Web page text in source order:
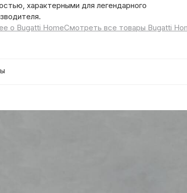
характерными для легендарного
о Bugatti HomeСмотреть все товары Bugatti